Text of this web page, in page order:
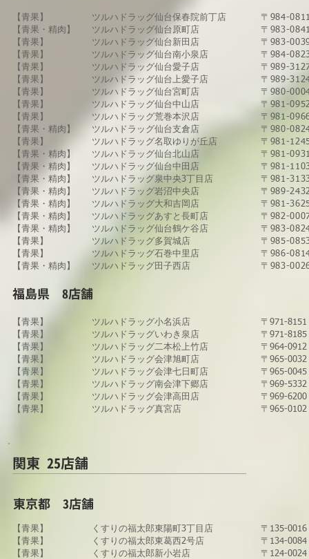
【青果】
【青果・精肉】
【青果】
【青果】
【青果】
【青果】
【青果】
【青果】​
【青果】
​【青果・精肉】
​【青果】
​【青果・精肉】
​【青果・精肉】
【青果・精肉】
【青果・精肉】
【青果・精肉】
【青果・精肉】
【青果・精肉】
​【青果】
​【青果】
​【青果・精肉】
​ツルハドラッグ​仙台保春院前丁店
ツルハドラッグ仙台原町店
ツルハドラッグ仙台新田店
ツルハドラッグ仙台南小泉店
ツルハドラッグ仙台愛子店
ツルハドラッグ仙台上愛子店
ツルハドラッグ仙台宮町店
​ツルハドラッグ仙台中山店
ツルハドラッグ荒巻本沢店
​ツルハドラッグ仙台支倉店
​ツルハドラッグ名取ゆりが丘店
​ツルハドラッグ仙台北山店
​ツルハドラッグ仙台中田店
​ツルハドラッグ泉中央3丁目店
​ツルハドラッグ岩沼中央店
​ツルハドラッグ大和吉岡店
​ツルハドラッグあすと長町店
​ツルハドラッグ仙台鶴ケ谷店
​ツルハドラッグ多賀城店
​ツルハドラッグ石巻中里店
​ツルハドラッグ田子西店
〒984-
〒983-
〒983-
〒984-
〒989-
〒989-
〒980-
〒981-
〒981-
〒980-
〒981-
〒981-
〒981-
〒981-
〒989-
〒981-
〒982-
〒983-
〒985-
〒986-
〒983-
​福島県 8店舗
【青果】
【青果】
​【青果】
【青果】
【青果】
​【青果】
【青果】
【青果】
​ツルハドラッグ​小名浜店
ツルハドラッグいわき泉店
​ツルハドラッグ二本松上竹店
​ツルハドラッグ会津旭町店
​ツルハドラッグ会津七日町店
​ツルハドラッグ南会津下郷店
ツルハドラッグ会津高田店
ツルハドラッグ真宮店
〒971-
〒971-
〒964-
〒965-
〒965-
〒969-
〒969-
〒965-
関東 25店舗
​東京都 3店舗
【青果】
​【青果】
【青果】
​くすりの福太郎東陽町3丁目店
​くすりの福太郎東葛西2号店
くすりの福太郎新小岩店
〒135-
〒134-0084
〒124-